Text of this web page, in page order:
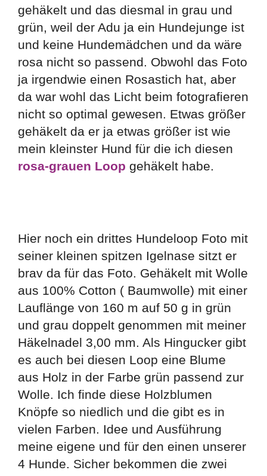
gehäkelt und das diesmal in grau und
grün, weil der Adu ja ein Hundejunge ist
und keine Hundemädchen und da wäre
rosa nicht so passend. Obwohl das Foto
ja irgendwie einen Rosastich hat, aber
da war wohl das Licht beim fotografieren
nicht so optimal gewesen. Etwas größer
gehäkelt da er ja etwas größer ist wie
mein kleinster Hund für die ich diesen
rosa-grauen Loop gehäkelt habe.
Hier noch ein drittes Hundeloop Foto mit
seiner kleinen spitzen Igelnase sitzt er
brav da für das Foto. Gehäkelt mit Wolle
aus 100% Cotton ( Baumwolle) mit einer
Lauflänge von 160 m auf 50 g in grün
und grau doppelt genommen mit meiner
Häkelnadel 3,00 mm. Als Hingucker gibt
es auch bei diesen Loop eine Blume
aus Holz in der Farbe grün passend zur
Wolle. Ich finde diese Holzblumen
Knöpfe so niedlich und die gibt es in
vielen Farben. Idee und Ausführung
meine eigene und für den einen unserer
4 Hunde. Sicher bekommen die zwei